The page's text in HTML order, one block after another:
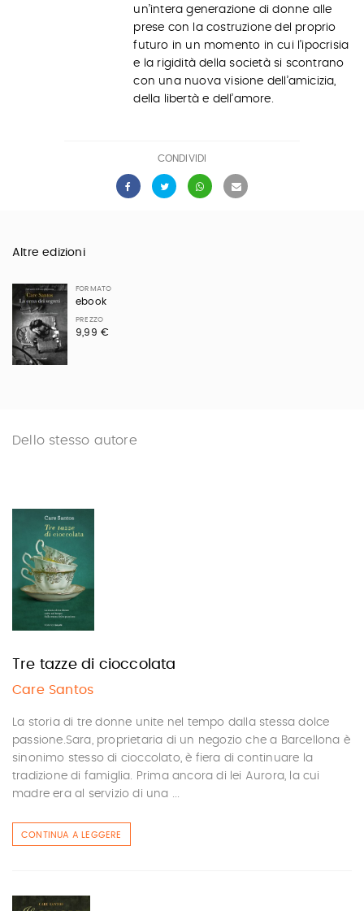
un’intera generazione di donne alle
prese con la costruzione del proprio
futuro in un momento in cui l’ipocrisia
e la rigidità della società si scontrano
con una nuova visione dell’amicizia,
della libertà e dell’amore.
CONDIVIDI
Altre edizioni
FORMATO
ebook
PREZZO
9,99 €
Dello stesso autore
Tre tazze di cioccolata
Care Santos
La storia di tre donne unite nel tempo dalla stessa dolce
passione.Sara, proprietaria di un negozio che a Barcellona è
sinonimo stesso di cioccolato, è fiera di continuare la
tradizione di famiglia. Prima ancora di lei Aurora, la cui
madre era al servizio di una ...
CONTINUA A LEGGERE